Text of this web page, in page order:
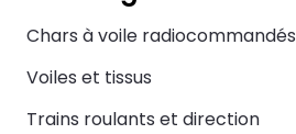
Chars à voile radiocommandés
Voiles et tissus
Trains roulants et direction